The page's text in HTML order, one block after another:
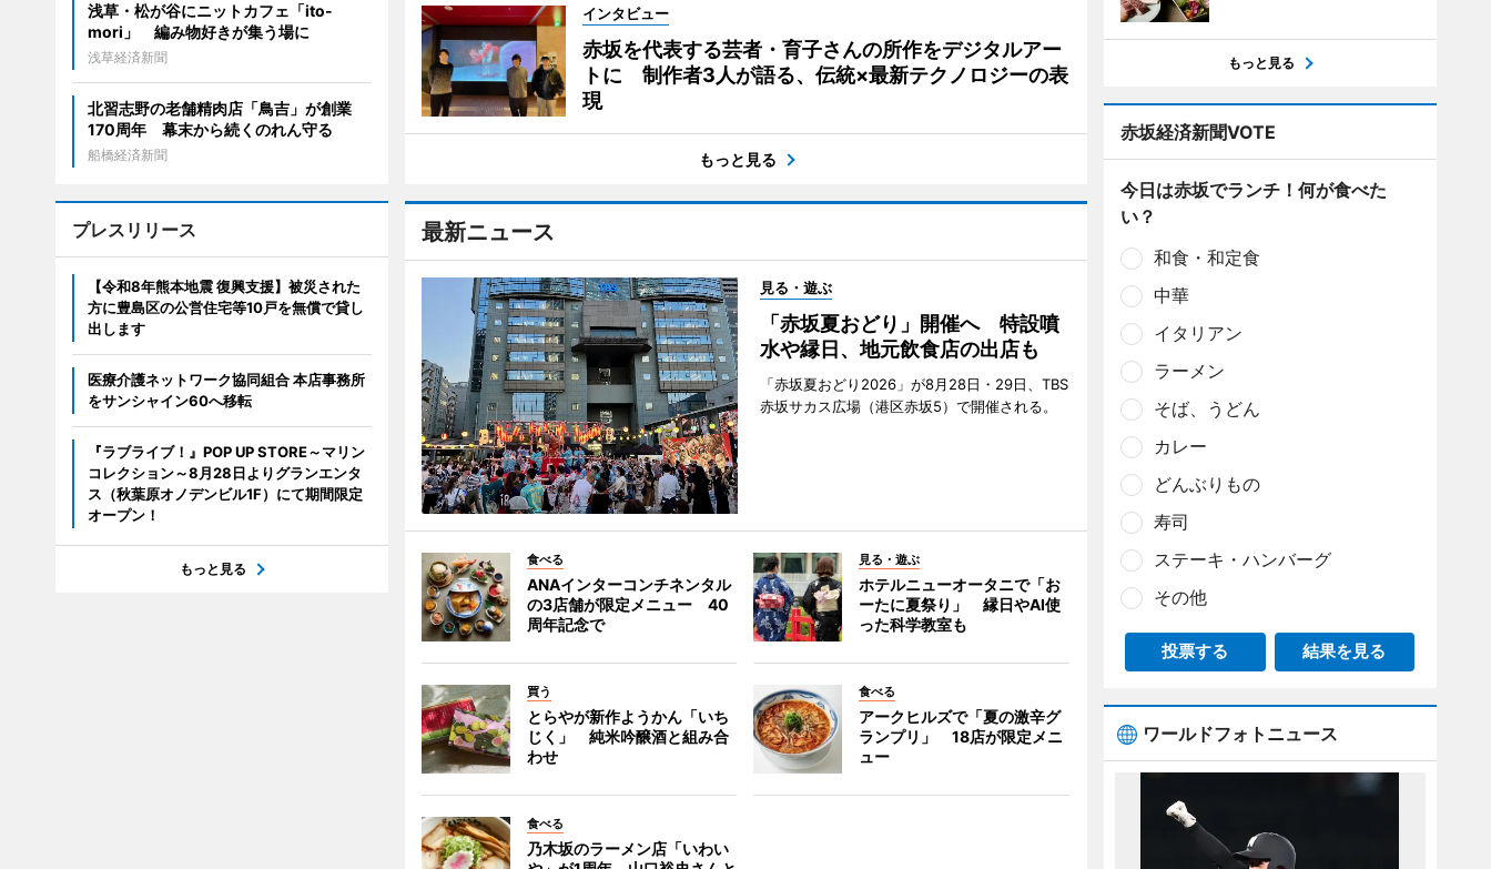
インタビュー
赤坂を代表する芸者・育子さんの所作をデジタルアー
トに 制作者3人が語る、伝統×最新テクノロジーの表
現
もっと見る
最新ニュース
見る・遊ぶ
「赤坂夏おどり」開催へ 特設噴
水や縁日、地元飲食店の出店も
「赤坂夏おどり2026」が8月28日・29日、TBS
赤坂サカス広場（港区赤坂5）で開催される。
食べる
ANAインターコンチネンタル
の3店舗が限定メニュー 40
周年記念で
見る・遊ぶ
ホテルニューオータニで「お
ーたに夏祭り」 縁日やAI使
った科学教室も
買う
とらやが新作ようかん「いち
じく」 純米吟醸酒と組み合
わせ
食べる
アークヒルズで「夏の激辛グ
ランプリ」 18店が限定メニ
ュー
食べる
乃木坂のラーメン店「いわい
浅草・松が谷にニットカフェ「ito-
mori」 編み物好きが集う場に
浅草経済新聞
北習志野の老舗精肉店「鳥吉」が創業
170周年 幕末から続くのれん守る
船橋経済新聞
プレスリリース
【令和8年熊本地震 復興支援】被災された
方に豊島区の公営住宅等10戸を無償で貸し
出します
医療介護ネットワーク協同組合 本店事務所
をサンシャイン60へ移転
『ラブライブ！』POP UP STORE～マリン
コレクション～8月28日よりグランエンタ
ス（秋葉原オノデンビル1F）にて期間限定
オープン！
もっと見る
もっと見る
赤坂経済新聞VOTE
今日は赤坂でランチ！何が食べた
い？
和食・和定食
中華
イタリアン
ラーメン
そば、うどん
カレー
どんぶりもの
寿司
ステーキ・ハンバーグ
その他
投票する 結果を見る
ワールドフォトニュース